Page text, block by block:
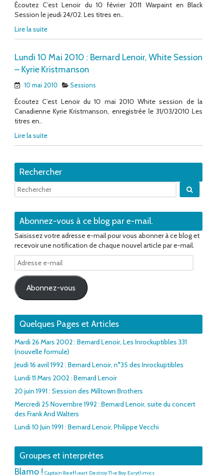
Écoutez C’est Lenoir du 10 février 2011 Warpaint en Black
Session le jeudi 24/02. Les titres en..
Lire la suite
Lundi 10 Mai 2010 : Bernard Lenoir, White Session
– Kyrie Kristmanson
10 mai 2010 Sessions
Écoutez C’est Lenoir du 10 mai 2010 White session de la
Canadienne Kyrie Kristmanson, enregistrée le 31/03/2010 Les
titres en..
Lire la suite
Rechercher
Abonnez-vous à ce blog par e-mail.
Saisissez votre adresse e-mail pour vous abonner à ce blog et
recevoir une notification de chaque nouvel article par e-mail.
Adresse
e-
mail
Abonnez-vous
Quelques Pages et Articles
Mardi 26 Mars 2002 : Bernard Lenoir, Les Inrockuptibles 331
(nouvelle formule)
Jeudi 16 avril 1992 : Bernard Lenoir, n°35 des Inrockuptibles
Lundi 11 Mars 2002 : Bernard Lenoir
20 juin 1991 : Session des Milltown Brothers
Mercredi 25 Novembre 1992 : Bernard Lenoir, suite du concert
des Frank And Walters
Lundi 10 Juin 1991 : Bernard Lenoir, Philippe Vecchi
Groupes et interprètes
Blamo ! Captain Beefheart Destroy The Boy Eurythmics